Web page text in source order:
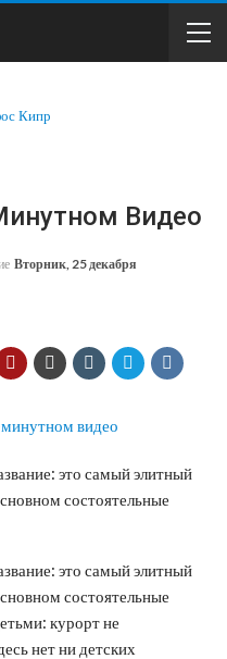
Видео
Вторник, 25 декабря
это самый элитный
состоятельные
это самый элитный
состоятельные
курорт не
нет ни детских